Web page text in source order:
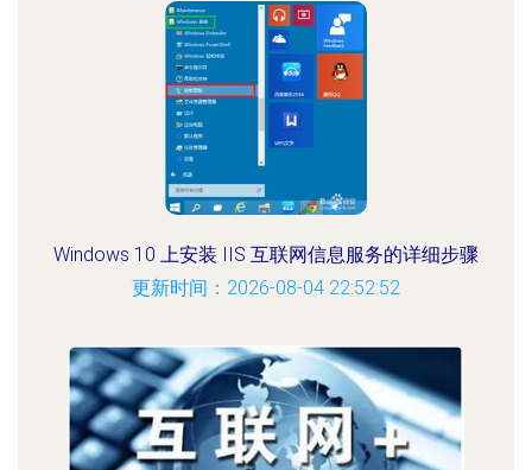
Windows 10 上安装 IIS 互联网信息服务的详细步骤
更新时间：2026-08-04 22:52:52